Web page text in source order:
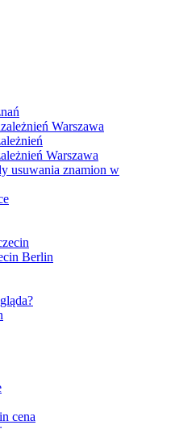
Warszawa
Warszawa
usuwania znamion w
Berlin
cena